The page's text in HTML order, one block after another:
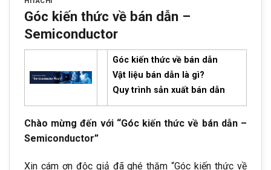
Góc kiến thức về bán dẫn –
Semiconductor
Góc kiến thức về bán dẫn
Vật liệu bán dẫn là gì?
Quy trình sản xuất bán dẫn
Chào mừng đến với “Góc kiến thức về bán dẫn –
Semiconductor”
Xin cám ơn độc giả đã ghé thăm “Góc kiến thức về